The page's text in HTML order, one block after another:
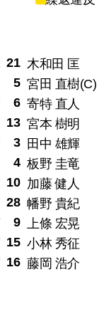
21 木和田 匡
5 宮田 直樹(C)
6 寄特 直人
13 宮本 樹明
3
田中 雄輝
4 板野 圭竜
10 加藤 健人
28 幡野 貴紀
9 上條 宏晃
15 小林 秀征
16 藤岡 浩介